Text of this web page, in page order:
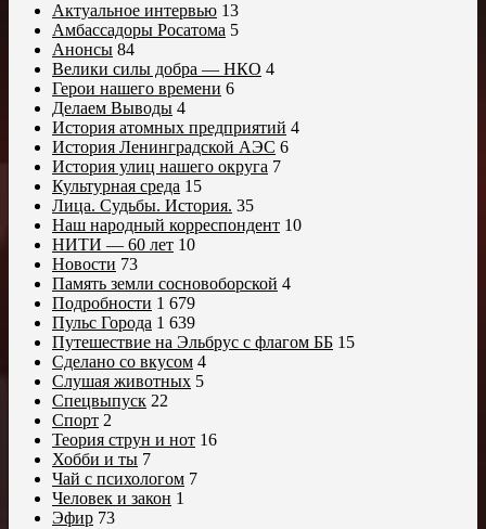
Актуальное интервью 13
Амбассадоры Росатома 5
Анонсы 84
Велики силы добра — НКО 4
Герои нашего времени 6
Делаем Выводы 4
История атомных предприятий 4
История Ленинградской АЭС 6
История улиц нашего округа 7
Культурная среда 15
Лица. Судьбы. История. 35
Наш народный корреспондент 10
НИТИ — 60 лет 10
Новости 73
Память земли сосновоборской 4
Подробности 1 679
Пульс Города 1 639
Путешествие на Эльбрус с флагом ББ 15
Сделано со вкусом 4
Слушая животных 5
Спецвыпуск 22
Спорт 2
Теория струн и нот 16
Хобби и ты 7
Чай с психологом 7
Человек и закон 1
Эфир 73